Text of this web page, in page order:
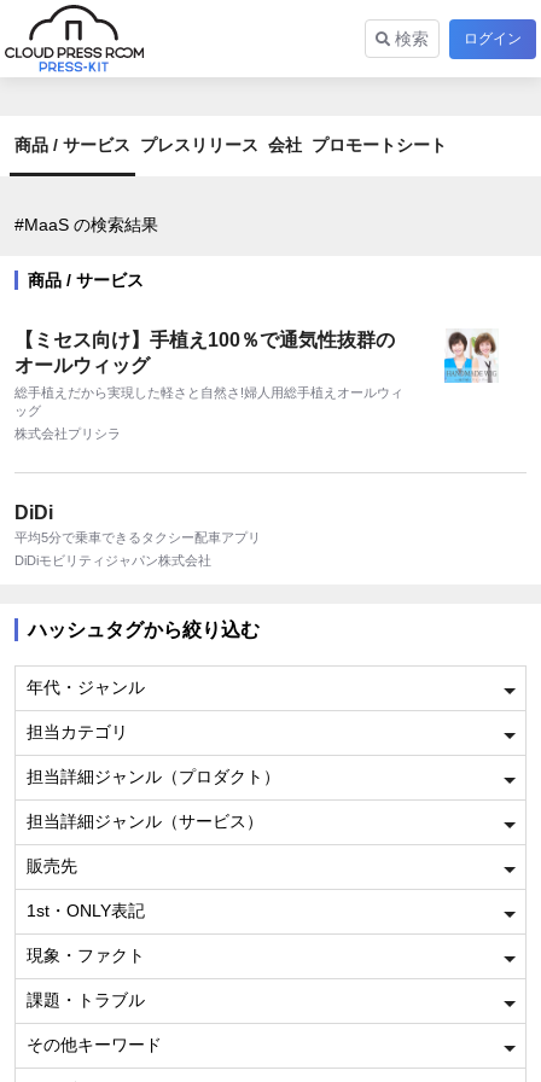
検索 ログイン
商品 / サービス プレスリリース 会社 プロモートシート
#MaaS の検索結果
商品 / サービス
【ミセス向け】手植え100％で通気性抜群の
オールウィッグ
総手植えだから実現した軽さと自然さ!婦人用総手植えオールウィ
ッグ
株式会社プリシラ
DiDi
平均5分で乗車できるタクシー配車アプリ
DiDiモビリティジャパン株式会社
ハッシュタグから絞り込む
年代・ジャンル
担当カテゴリ
担当詳細ジャンル（プロダクト）
担当詳細ジャンル（サービス）
販売先
1st・ONLY表記
現象・ファクト
課題・トラブル
その他キーワード